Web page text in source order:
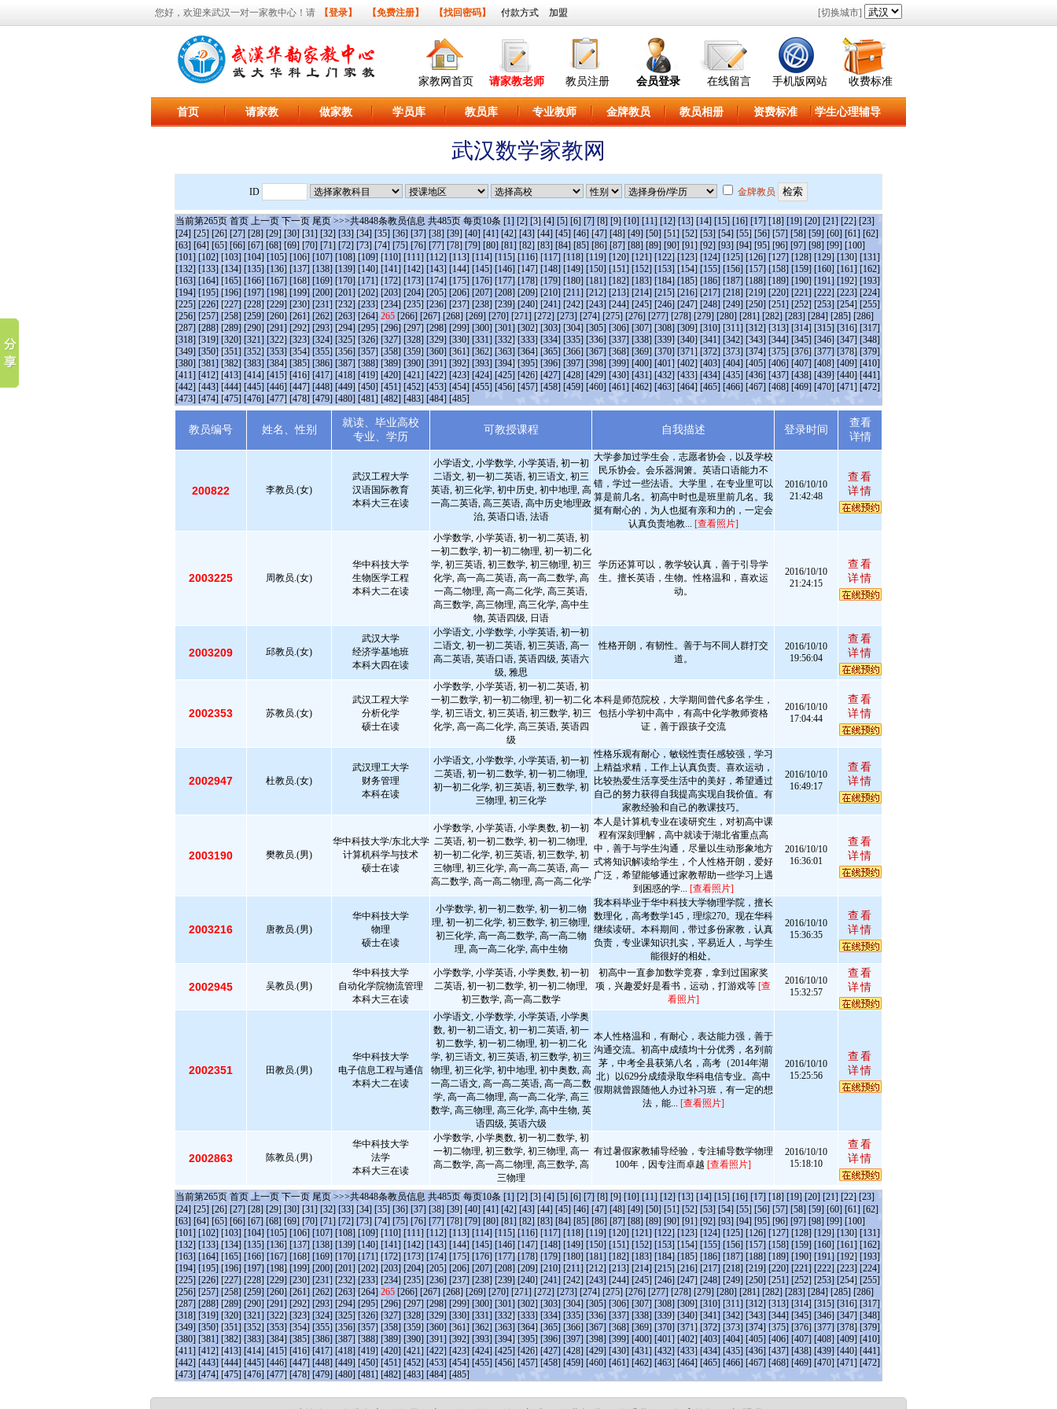
您好，欢迎来武汉一对一家教中心！请 【登录】 【免费注册】 【找回密码】 付款方式 加盟 [切换城市]
家教网首页 请家教老师 教员注册 会员登录 在线留言 手机版网站 收费标准
首页 请家教 做家教 学员库 教员库 专业教师 金牌教员 教员相册 资费标准 学生心理辅导
武汉数学家教网
ID 金牌教员
当前第265页 首页 上一页 下一页 尾页 >>>共4848条教员信息 共485页 每页10条 [1] [2] [3] [4] [5] [6] [7] [8] [9] [10] [11] [12] [13] [14] [15] [16] [17] [18] [19] [20] [21] [22] [23]
[24] [25] [26] [27] [28] [29] [30] [31] [32] [33] [34] [35] [36] [37] [38] [39] [40] [41] [42] [43] [44] [45] [46] [47] [48] [49] [50] [51] [52] [53] [54] [55] [56] [57] [58] [59] [60] [61] [62]
[63] [64] [65] [66] [67] [68] [69] [70] [71] [72] [73] [74] [75] [76] [77] [78] [79] [80] [81] [82] [83] [84] [85] [86] [87] [88] [89] [90] [91] [92] [93] [94] [95] [96] [97] [98] [99] [100]
[101] [102] [103] [104] [105] [106] [107] [108] [109] [110] [111] [112] [113] [114] [115] [116] [117] [118] [119] [120] [121] [122] [123] [124] [125] [126] [127] [128] [129] [130] [131]
[132] [133] [134] [135] [136] [137] [138] [139] [140] [141] [142] [143] [144] [145] [146] [147] [148] [149] [150] [151] [152] [153] [154] [155] [156] [157] [158] [159] [160] [161] [162]
[163] [164] [165] [166] [167] [168] [169] [170] [171] [172] [173] [174] [175] [176] [177] [178] [179] [180] [181] [182] [183] [184] [185] [186] [187] [188] [189] [190] [191] [192] [193]
[194] [195] [196] [197] [198] [199] [200] [201] [202] [203] [204] [205] [206] [207] [208] [209] [210] [211] [212] [213] [214] [215] [216] [217] [218] [219] [220] [221] [222] [223] [224]
[225] [226] [227] [228] [229] [230] [231] [232] [233] [234] [235] [236] [237] [238] [239] [240] [241] [242] [243] [244] [245] [246] [247] [248] [249] [250] [251] [252] [253] [254] [255]
[256] [257] [258] [259] [260] [261] [262] [263] [264] 265 [266] [267] [268] [269] [270] [271] [272] [273] [274] [275] [276] [277] [278] [279] [280] [281] [282] [283] [284] [285] [286]
[287] [288] [289] [290] [291] [292] [293] [294] [295] [296] [297] [298] [299] [300] [301] [302] [303] [304] [305] [306] [307] [308] [309] [310] [311] [312] [313] [314] [315] [316] [317]
[318] [319] [320] [321] [322] [323] [324] [325] [326] [327] [328] [329] [330] [331] [332] [333] [334] [335] [336] [337] [338] [339] [340] [341] [342] [343] [344] [345] [346] [347] [348]
[349] [350] [351] [352] [353] [354] [355] [356] [357] [358] [359] [360] [361] [362] [363] [364] [365] [366] [367] [368] [369] [370] [371] [372] [373] [374] [375] [376] [377] [378] [379]
[380] [381] [382] [383] [384] [385] [386] [387] [388] [389] [390] [391] [392] [393] [394] [395] [396] [397] [398] [399] [400] [401] [402] [403] [404] [405] [406] [407] [408] [409] [410]
[411] [412] [413] [414] [415] [416] [417] [418] [419] [420] [421] [422] [423] [424] [425] [426] [427] [428] [429] [430] [431] [432] [433] [434] [435] [436] [437] [438] [439] [440] [441]
[442] [443] [444] [445] [446] [447] [448] [449] [450] [451] [452] [453] [454] [455] [456] [457] [458] [459] [460] [461] [462] [463] [464] [465] [466] [467] [468] [469] [470] [471] [472]
[473] [474] [475] [476] [477] [478] [479] [480] [481] [482] [483] [484] [485]
教员编号 姓名、性别
就读、毕业高校
专业、学历
可教授课程 自我描述 登录时间
查看
详情
200822 李教员.(女)
武汉工程大学
汉语国际教育
本科大三在读
小学语文, 小学数学, 小学英语, 初一初
二语文, 初一初二英语, 初三语文, 初三
英语, 初三化学, 初中历史, 初中地理, 高
一高二英语, 高三英语, 高中历史地理政
治, 英语口语, 法语
大学参加过学生会，志愿者协会，以及学校
民乐协会。会乐器洞箫。英语口语能力不
错，学过一些法语。大学里，在专业里可以
算是前几名。初高中时也是班里前几名。我
挺有耐心的，为人也挺有亲和力的，一定会
认真负责地教... [查看照片]
2016/10/10
21:42:48
查看
详情
2003225 周教员.(女)
华中科技大学
生物医学工程
本科大二在读
小学数学, 小学英语, 初一初二英语, 初
一初二数学, 初一初二物理, 初一初二化
学, 初三英语, 初三数学, 初三物理, 初三
化学, 高一高二英语, 高一高二数学, 高
一高二物理, 高一高二化学, 高三英语,
高三数学, 高三物理, 高三化学, 高中生
物, 英语四级, 日语
学历还算可以，教学较认真，善于引导学
生。擅长英语，生物。性格温和，喜欢运
动。
2016/10/10
21:24:15
查看
详情
2003209 邱教员.(女)
武汉大学
经济学基地班
本科大四在读
小学语文, 小学数学, 小学英语, 初一初
二语文, 初一初二英语, 初三英语, 高一
高二英语, 英语口语, 英语四级, 英语六
级, 雅思
性格开朗，有韧性。善于与不同人群打交
道。
2016/10/10
19:56:04
查看
详情
2002353 苏教员.(女)
武汉工程大学
分析化学
硕士在读
小学数学, 小学英语, 初一初二英语, 初
一初二数学, 初一初二物理, 初一初二化
学, 初三语文, 初三英语, 初三数学, 初三
化学, 高一高二化学, 高三英语, 英语四
级
本科是师范院校，大学期间曾代多名学生，
包括小学初中高中，有高中化学教师资格
证，善于跟孩子交流
2016/10/10
17:04:44
查看
详情
2002947 杜教员.(女)
武汉理工大学
财务管理
本科在读
小学语文, 小学数学, 小学英语, 初一初
二英语, 初一初二数学, 初一初二物理,
初一初二化学, 初三英语, 初三数学, 初
三物理, 初三化学
性格乐观有耐心，敏锐性责任感较强，学习
上精益求精，工作上认真负责。喜欢运动，
比较热爱生活享受生活中的美好，希望通过
自己的努力获得自我提高实现自我价值。有
家教经验和自己的教课技巧。
2016/10/10
16:49:17
查看
详情
2003190 樊教员.(男)
华中科技大学/东北大学
计算机科学与技术
硕士在读
小学数学, 小学英语, 小学奥数, 初一初
二英语, 初一初二数学, 初一初二物理,
初一初二化学, 初三英语, 初三数学, 初
三物理, 初三化学, 高一高二英语, 高一
高二数学, 高一高二物理, 高一高二化学
本人是计算机专业在读研究生，对初高中课
程有深刻理解，高中就读于湖北省重点高
中，善于与学生沟通，尽量以生动形象地方
式将知识解读给学生，个人性格开朗，爱好
广泛，希望能够通过家教帮助一些学习上遇
到困惑的学... [查看照片]
2016/10/10
16:36:01
查看
详情
2003216 唐教员.(男)
华中科技大学
物理
硕士在读
小学数学, 初一初二数学, 初一初二物
理, 初一初二化学, 初三数学, 初三物理,
初三化学, 高一高二数学, 高一高二物
理, 高一高二化学, 高中生物
我本科毕业于华中科技大学物理学院，擅长
数理化，高考数学145，理综270。现在华科
继续读研。本科期间，带过多份家教，认真
负责，专业课知识扎实，平易近人，与学生
能很好的相处。
2016/10/10
15:36:35
查看
详情
2002945 吴教员.(男)
华中科技大学
自动化学院物流管理
本科大三在读
小学数学, 小学英语, 小学奥数, 初一初
二英语, 初一初二数学, 初一初二物理,
初三数学, 高一高二数学
初高中一直参加数学竞赛，拿到过国家奖
项，兴趣爱好是看书，运动，打游戏等 [查
看照片]
2016/10/10
15:32:57
查看
详情
2002351 田教员.(男)
华中科技大学
电子信息工程与通信
本科大二在读
小学语文, 小学数学, 小学英语, 小学奥
数, 初一初二语文, 初一初二英语, 初一
初二数学, 初一初二物理, 初一初二化
学, 初三语文, 初三英语, 初三数学, 初三
物理, 初三化学, 初中地理, 初中奥数, 高
一高二语文, 高一高二英语, 高一高二数
学, 高一高二物理, 高一高二化学, 高三
数学, 高三物理, 高三化学, 高中生物, 英
语四级, 英语六级
本人性格温和，有耐心，表达能力强，善于
沟通交流。初高中成绩均十分优秀，名列前
茅，中考全县获第八名，高考（2014年湖
北）以629分成绩录取华科电信专业。高中
假期就曾跟随他人办过补习班，有一定的想
法，能... [查看照片]
2016/10/10
15:25:56
查看
详情
2002863 陈教员.(男)
华中科技大学
法学
本科大三在读
小学数学, 小学奥数, 初一初二数学, 初
一初二物理, 初三数学, 初三物理, 高一
高二数学, 高一高二物理, 高三数学, 高
三物理
有过暑假家教辅导经验，专注辅导数学物理
100年，因专注而卓越 [查看照片]
2016/10/10
15:18:10
查看
详情
当前第265页 首页 上一页 下一页 尾页 >>>共4848条教员信息 共485页 每页10条 [1] [2] [3] [4] [5] [6] [7] [8] [9] [10] [11] [12] [13] [14] [15] [16] [17] [18] [19] [20] [21] [22] [23]
[24] [25] [26] [27] [28] [29] [30] [31] [32] [33] [34] [35] [36] [37] [38] [39] [40] [41] [42] [43] [44] [45] [46] [47] [48] [49] [50] [51] [52] [53] [54] [55] [56] [57] [58] [59] [60] [61] [62]
[63] [64] [65] [66] [67] [68] [69] [70] [71] [72] [73] [74] [75] [76] [77] [78] [79] [80] [81] [82] [83] [84] [85] [86] [87] [88] [89] [90] [91] [92] [93] [94] [95] [96] [97] [98] [99] [100]
[101] [102] [103] [104] [105] [106] [107] [108] [109] [110] [111] [112] [113] [114] [115] [116] [117] [118] [119] [120] [121] [122] [123] [124] [125] [126] [127] [128] [129] [130] [131]
[132] [133] [134] [135] [136] [137] [138] [139] [140] [141] [142] [143] [144] [145] [146] [147] [148] [149] [150] [151] [152] [153] [154] [155] [156] [157] [158] [159] [160] [161] [162]
[163] [164] [165] [166] [167] [168] [169] [170] [171] [172] [173] [174] [175] [176] [177] [178] [179] [180] [181] [182] [183] [184] [185] [186] [187] [188] [189] [190] [191] [192] [193]
[194] [195] [196] [197] [198] [199] [200] [201] [202] [203] [204] [205] [206] [207] [208] [209] [210] [211] [212] [213] [214] [215] [216] [217] [218] [219] [220] [221] [222] [223] [224]
[225] [226] [227] [228] [229] [230] [231] [232] [233] [234] [235] [236] [237] [238] [239] [240] [241] [242] [243] [244] [245] [246] [247] [248] [249] [250] [251] [252] [253] [254] [255]
[256] [257] [258] [259] [260] [261] [262] [263] [264] 265 [266] [267] [268] [269] [270] [271] [272] [273] [274] [275] [276] [277] [278] [279] [280] [281] [282] [283] [284] [285] [286]
[287] [288] [289] [290] [291] [292] [293] [294] [295] [296] [297] [298] [299] [300] [301] [302] [303] [304] [305] [306] [307] [308] [309] [310] [311] [312] [313] [314] [315] [316] [317]
[318] [319] [320] [321] [322] [323] [324] [325] [326] [327] [328] [329] [330] [331] [332] [333] [334] [335] [336] [337] [338] [339] [340] [341] [342] [343] [344] [345] [346] [347] [348]
[349] [350] [351] [352] [353] [354] [355] [356] [357] [358] [359] [360] [361] [362] [363] [364] [365] [366] [367] [368] [369] [370] [371] [372] [373] [374] [375] [376] [377] [378] [379]
[380] [381] [382] [383] [384] [385] [386] [387] [388] [389] [390] [391] [392] [393] [394] [395] [396] [397] [398] [399] [400] [401] [402] [403] [404] [405] [406] [407] [408] [409] [410]
[411] [412] [413] [414] [415] [416] [417] [418] [419] [420] [421] [422] [423] [424] [425] [426] [427] [428] [429] [430] [431] [432] [433] [434] [435] [436] [437] [438] [439] [440] [441]
[442] [443] [444] [445] [446] [447] [448] [449] [450] [451] [452] [453] [454] [455] [456] [457] [458] [459] [460] [461] [462] [463] [464] [465] [466] [467] [468] [469] [470] [471] [472]
[473] [474] [475] [476] [477] [478] [479] [480] [481] [482] [483] [484] [485]